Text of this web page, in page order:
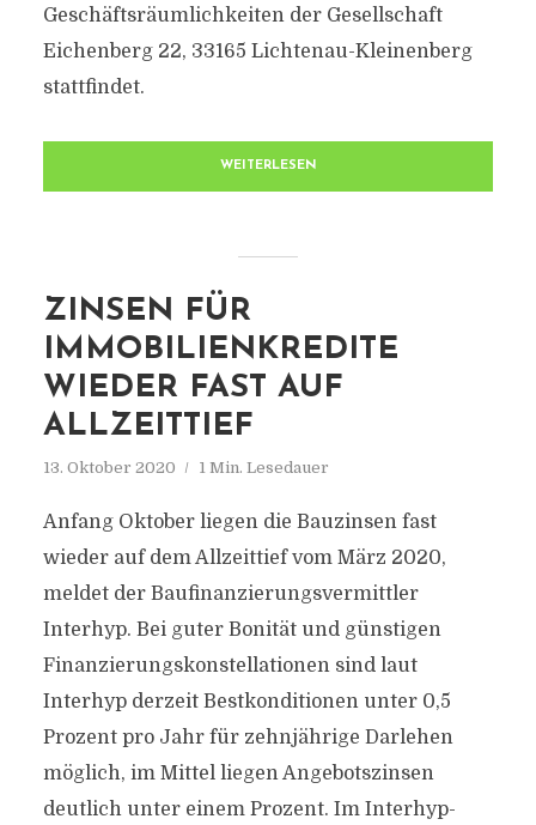
Geschäftsräumlichkeiten der Gesellschaft
Eichenberg 22, 33165 Lichtenau-Kleinenberg
stattfindet.
WEITERLESEN
ZINSEN FÜR
IMMOBILIENKREDITE
WIEDER FAST AUF
ALLZEITTIEF
13. Oktober 2020 1 Min. Lesedauer
Anfang Oktober liegen die Bauzinsen fast
wieder auf dem Allzeittief vom März 2020,
meldet der Baufinanzierungsvermittler
Interhyp. Bei guter Bonität und günstigen
Finanzierungskonstellationen sind laut
Interhyp derzeit Bestkonditionen unter 0,5
Prozent pro Jahr für zehnjährige Darlehen
möglich, im Mittel liegen Angebotszinsen
deutlich unter einem Prozent. Im Interhyp-